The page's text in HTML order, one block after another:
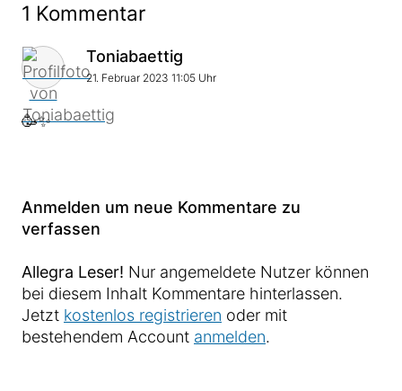
1 Kommentar
Kommentar von
Toniabaettig
21. Februar 2023 11:05 Uhr
🥳✨
Anmelden um neue Kommentare zu
verfassen
Allegra Leser! Nur angemeldete Nutzer können
bei diesem Inhalt Kommentare hinterlassen.
Jetzt kostenlos registrieren oder mit
bestehendem Account anmelden.